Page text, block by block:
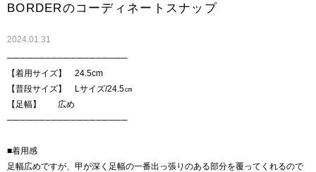
BORDERのコーディネートスナップ
2024.01.31
───────────────────
【着用サイズ】 24.5cm
【普段サイズ】 Lサイズ/24.5㎝
【足幅】 広め
───────────────────
■着用感
足幅広めですが、甲が深く足幅の一番出っ張りのある部分を覆ってくれるので